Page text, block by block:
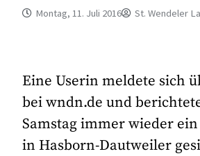
Montag, 11. Juli 2016 St. Wendeler
Eine Userin meldete sich
bei wndn.de und
Samstag immer wieder
in Hasborn-Dautweiler